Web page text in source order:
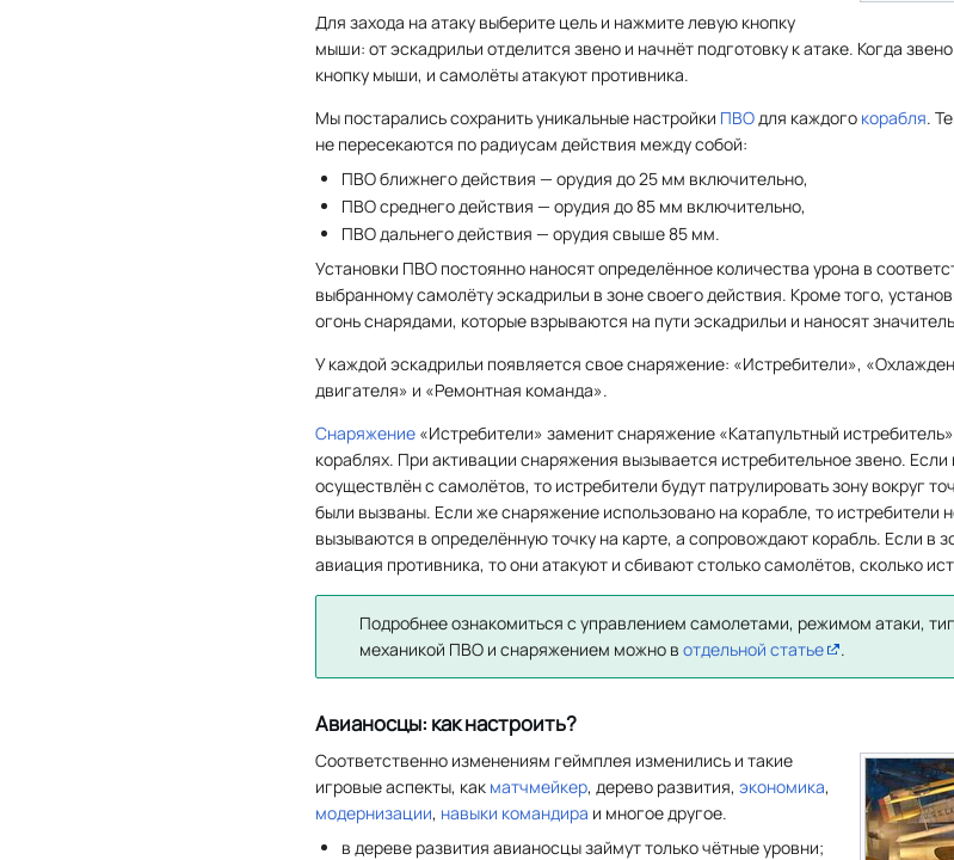
Для захода на атаку выберите цель и нажмите левую кнопку
мыши: от эскадрильи отделится звено и начнёт подготовку к атаке. Когда
кнопку мыши, и самолёты атакуют противника.
Мы постарались сохранить уникальные настройки ПВО для каждого корабля.
не пересекаются по радиусам действия между собой:
ПВО ближнего действия — орудия до 25 мм включительно,
ПВО среднего действия — орудия до 85 мм включительно,
ПВО дальнего действия — орудия свыше 85 мм.
Установки ПВО постоянно наносят определённое количества урона в
выбранному самолёту эскадрильи в зоне своего действия. Кроме того,
огонь снарядами, которые взрываются на пути эскадрильи и наносят
У каждой эскадрильи появляется свое снаряжение: «Истребители»,
двигателя» и «Ремонтная команда».
Снаряжение «Истребители» заменит снаряжение «Катапультный
кораблях. При активации снаряжения вызывается истребительное звено. Если
осуществлён с самолётов, то истребители будут патрулировать зону вокруг
были вызваны. Если же снаряжение использовано на корабле, то истребители
вызываются в определённую точку на карте, а сопровождают корабль. Если в
авиация противника, то они атакуют и сбивают столько самолётов, сколько
Подробнее ознакомиться с управлением самолетами, режимом атаки,
механикой ПВО и снаряжением можно вотдельной статье .
Авианосцы: как настроить?
Соответственно изменениям геймплея изменились и такие
игровые аспекты, как матчмейкер, дерево развития, экономика,
модернизации, навыки командира и многое другое.
в дереве развития авианосцы займут только чётные уровни;